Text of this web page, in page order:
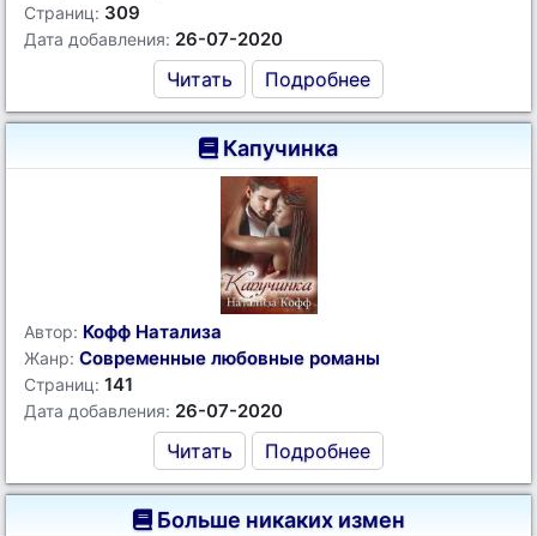
Страниц: 309
Дата добавления: 26-07-2020
Читать Подробнее
Капучинка
Автор: Кофф Натализа
Жанр: Современные любовные романы
Страниц: 141
Дата добавления: 26-07-2020
Читать Подробнее
Больше никаких измен